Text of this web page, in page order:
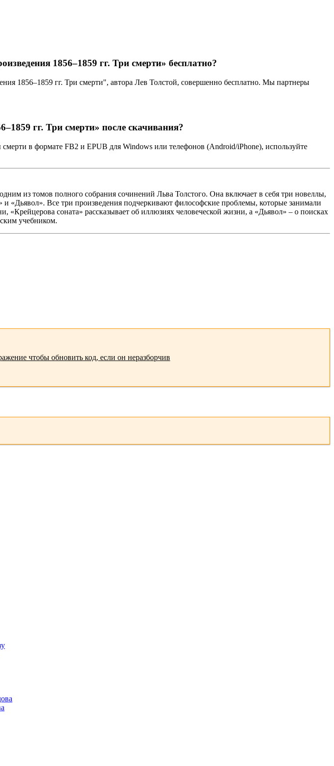
1856–1859 гг. Три смерти» бесплатно?
1856–1859 гг. Три смерти", автора Лев Толстой, совершенно бесплатно. Мы партнеры
гг. Три смерти» после скачивания?
в формате FB2 и EPUB для Windows или телефонов (Android/iPhone), используйте
из томов полного собрания сочинений Льва Толстого. Она включает в себя три новеллы,
«Дьявол». Все три произведения подчеркивают философские проблемы, которые занимали
соната» рассказывает об иллюзиях человеческой жизни, а «Дьявол» – о поисках
учебником.